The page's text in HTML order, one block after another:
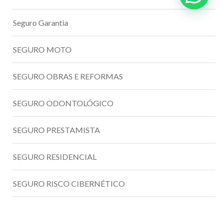
Seguro Garantia
SEGURO MOTO
SEGURO OBRAS E REFORMAS
SEGURO ODONTOLÓGICO
SEGURO PRESTAMISTA
SEGURO RESIDENCIAL
SEGURO RISCO CIBERNÉTICO